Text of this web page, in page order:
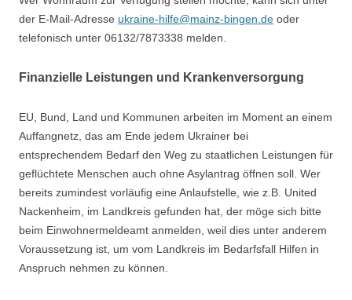
der E-Mail-Adresse ukraine-hilfe@mainz-bingen.de oder
telefonisch unter 06132/7873338 melden.
Finanzielle Leistungen und Krankenversorgung
EU, Bund, Land und Kommunen arbeiten im Moment an einem
Auffangnetz, das am Ende jedem Ukrainer bei
entsprechendem Bedarf den Weg zu staatlichen Leistungen für
geflüchtete Menschen auch ohne Asylantrag öffnen soll. Wer
bereits zumindest vorläufig eine Anlaufstelle, wie z.B. United
Nackenheim, im Landkreis gefunden hat, der möge sich bitte
beim Einwohnermeldeamt anmelden, weil dies unter anderem
Voraussetzung ist, um vom Landkreis im Bedarfsfall Hilfen in
Anspruch nehmen zu können.